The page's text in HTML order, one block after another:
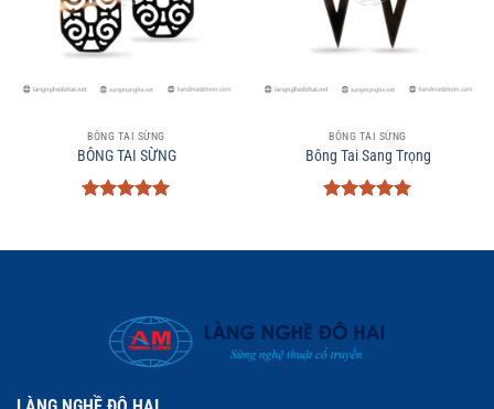
BÔNG TAI SỪNG
BÔNG TAI SỪNG
sao
BÔNG TAI SỪNG
Bông Tai Sang Trọng
sao